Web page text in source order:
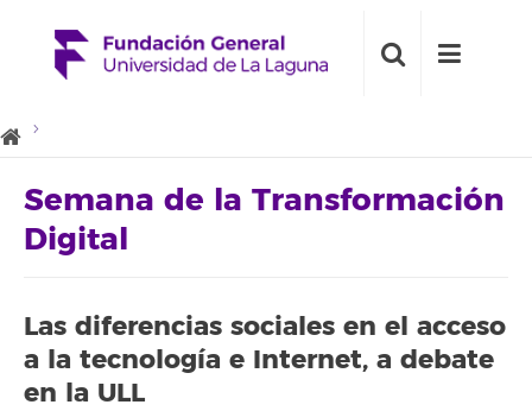
Semana de la Transformación
Digital
Las diferencias sociales en el acceso
a la tecnología e Internet, a debate
en la ULL